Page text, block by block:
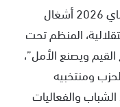
احتضنت مدينة تيزنيت يوم السبت 09 ماي 2026 أشغال
المنظم تحت
ويصنع الأمل”،
ومنتخبيه
والفعاليات